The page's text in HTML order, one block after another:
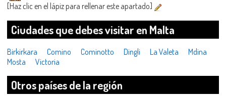
[Haz clic en el lápiz para rellenar este apartado]
Ciudades que debes visitar en Malta
Birkirkara Comino Cominotto Dingli La Valeta
Mdina
Mosta
Victoria
Otros países de la región